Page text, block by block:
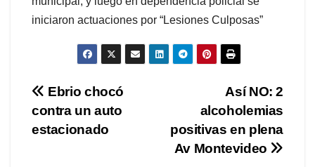
iniciaron actuaciones por “Lesiones Culposas”
Navegación
de
Así NO: 2
alcoholemias
positivas en plena
Av Montevideo
Ebrio chocó
contra un auto
estacionado